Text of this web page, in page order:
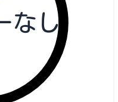
なし